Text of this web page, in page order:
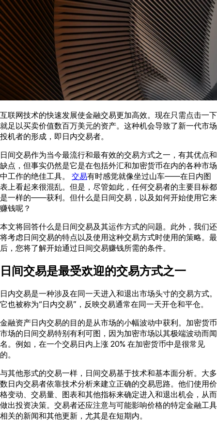
互联网技术的快速发展使金融交易更加高效。现在只需点击一下
就足以买卖价值数百万美元的资产。这种机会导致了新一代市场
投机者的形成，即日内交易者。
日间交易作为当今最流行和最有效的交易方式之一，有其优点和
缺点，但事实仍然是它是在包括外汇和加密货币在内的各种市场
中工作的绝佳工具。 交易有时感觉就像坐过山车——在日内图
表上看起来很混乱。但是，尽管如此，任何交易者的主要目标都
是一样的——获利。但什么是日间交易，以及如何开始使用它来
赚钱呢？
本文将回答什么是日间交易及其运作方式的问题。此外，我们还
将考虑日间交易的特点以及使用这种交易方式时使用的策略。最
后，您将了解开始通过日间交易赚钱所需的条件。
日间交易是最受欢迎的交易方式之一
日内交易是一种涉及在同一天进入和退出市场头寸的交易方式。
它也被称为“日内交易”，反映交易通常在同一天开仓和平仓。
金融资产日内交易的目的是从市场的小幅波动中获利。加密货币
市场的日间交易特别有利可图，因为加密市场以其极端波动而闻
名。例如，在一个交易日内上涨 20% 在加密货币中是很常见
的。
与其他形式的交易一样，日间交易基于技术和基本面分析。大多
数日内交易者依靠技术分析来建立正确的交易思路。他们使用价
格变动、交易量、图表和其他指标来确定进入和退出机会，从而
做出投资决策。交易者还应注意与可能影响价格的特定金融工具
相关的新闻和其他更新，尤其是在短期内。